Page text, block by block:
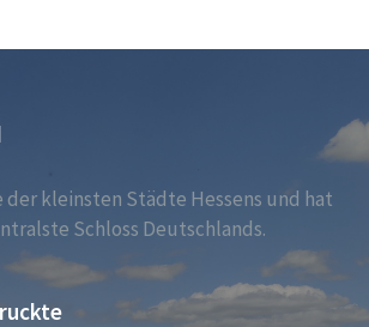
der kleinsten Städte Hessens und hat
Schloss Deutschlands.